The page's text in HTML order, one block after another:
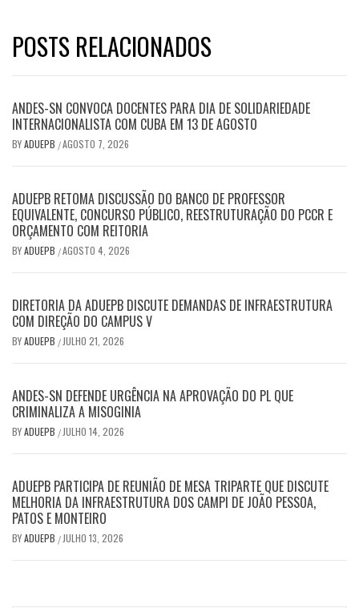
POSTS RELACIONADOS
ANDES-SN CONVOCA DOCENTES PARA DIA DE SOLIDARIEDADE
INTERNACIONALISTA COM CUBA EM 13 DE AGOSTO
BYADUEPB /AGOSTO 7, 2026
ADUEPB RETOMA DISCUSSÃO DO BANCO DE PROFESSOR
EQUIVALENTE, CONCURSO PÚBLICO, REESTRUTURAÇÃO DO PCCR E
ORÇAMENTO COM REITORIA
BYADUEPB /AGOSTO 4, 2026
DIRETORIA DA ADUEPB DISCUTE DEMANDAS DE INFRAESTRUTURA
COM DIREÇÃO DO CAMPUS V
BYADUEPB / JULHO 21, 2026
ANDES-SN DEFENDE URGÊNCIA NA APROVAÇÃO DO PL QUE
CRIMINALIZA A MISOGINIA
BYADUEPB / JULHO 14, 2026
ADUEPB PARTICIPA DE REUNIÃO DE MESA TRIPARTE QUE DISCUTE
MELHORIA DA INFRAESTRUTURA DOS CAMPI DE JOÃO PESSOA,
PATOS E MONTEIRO
BYADUEPB / JULHO 13, 2026